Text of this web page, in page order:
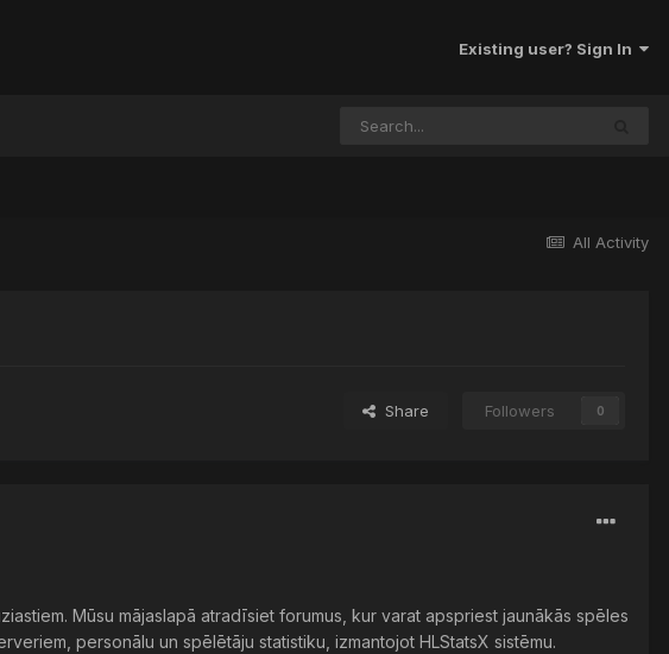
Existing user? Sign In
All Activity
Share Followers 0
Mūsu mājaslapā atradīsiet forumus, kur varat apspriest jaunākās spēles
personālu un spēlētāju statistiku, izmantojot HLStatsX sistēmu.